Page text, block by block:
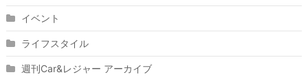
イベント
ライフスタイル
週刊Car&レジャー アーカイブ